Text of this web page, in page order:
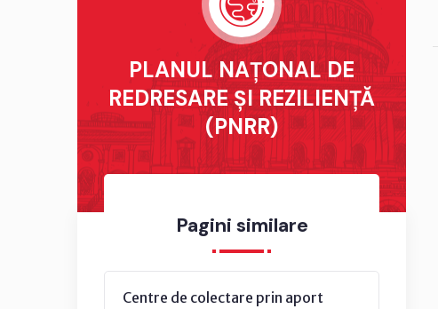
PLANUL NAȚONAL DE
REDRESARE ȘI REZILIENȚĂ
(PNRR)
Pagini similare
Centre de colectare prin aport